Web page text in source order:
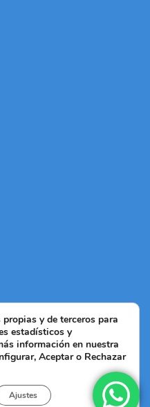
y de terceros para
estadísticos y
información en nuestra
Aceptar o Rechazar
Ajustes